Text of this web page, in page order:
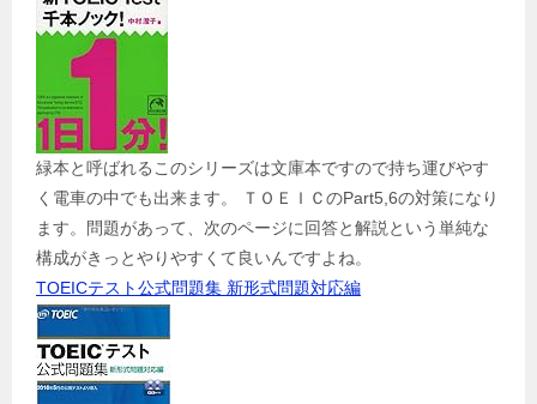
緑本と呼ばれるこのシリーズは文庫本ですので持ち運びやす
く電車の中でも出来ます。 ＴＯＥＩＣのPart5,6の対策になり
ます。問題があって、次のページに回答と解説という単純な
構成がきっとやりやすくて良いんですよね。
TOEICテスト公式問題集 新形式問題対応編